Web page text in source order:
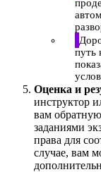
путь
Оценка и
инструктор
вам
заданиями
права для
случае, вам